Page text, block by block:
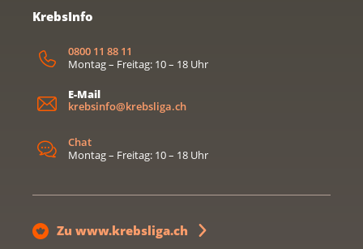
KrebsInfo
0800 11 88 11
Montag – Freitag: 10 – 18 Uhr
E-Mail
krebsinfo@krebsliga.ch
Chat
Montag – Freitag: 10 – 18 Uhr
Zu www.krebsliga.ch